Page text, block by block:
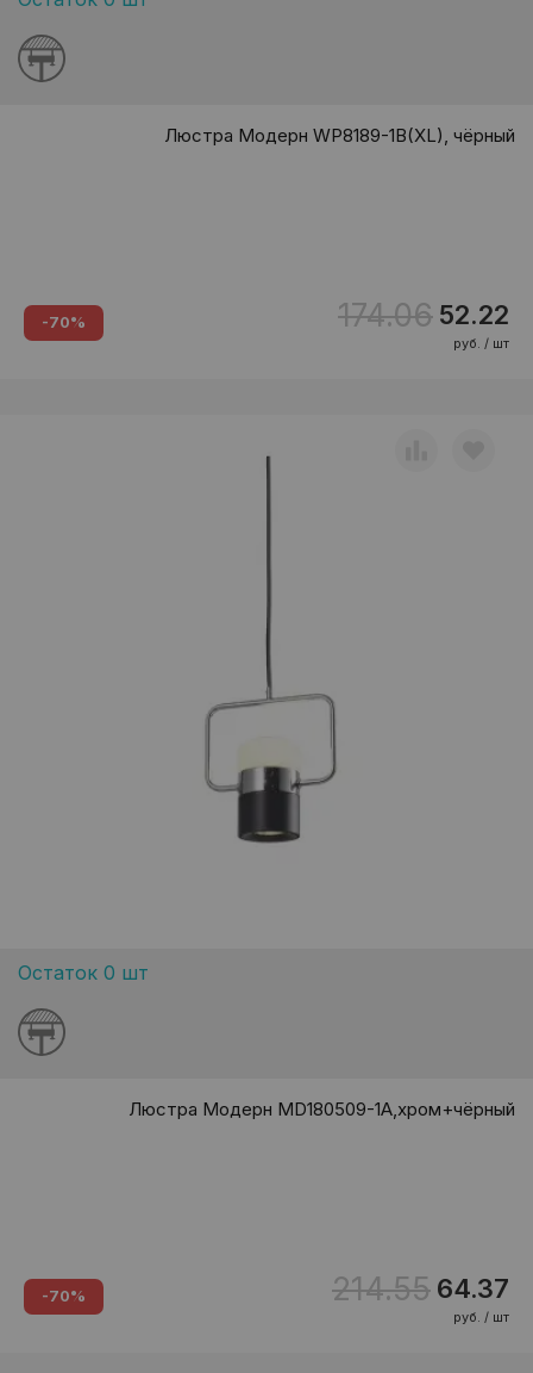
Люстра Модерн WP8189-1B(XL), чёрный
-70% 174.06 52.22
руб. / шт
Остаток 0 шт
Люстра Модерн MD180509-1А,хром+чёрный
-70% 214.55 64.37
руб. / шт